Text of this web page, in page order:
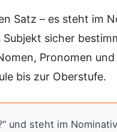
Satz – es steht im
sicher
Pronomen und
bis zur Oberstufe.
und steht im